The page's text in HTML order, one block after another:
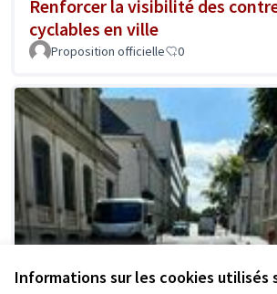
Informations sur les cookies utilisés
Renforcer la visibilité des
cyclables en ville
Proposition officielle 0